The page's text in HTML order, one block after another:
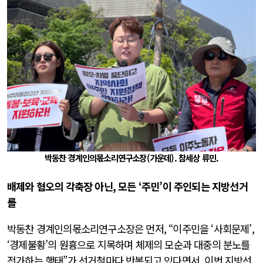
박동찬 경계인의몫소리연구소장(가운데). 참세상 류민.
배제와 혐오의 각축장 아닌, 모든 ‘주민’이 주인되는 지방선거
를
박동찬 경계인의몫소리연구소장은 먼저, “이주민을 ‘사회문제’,
‘경제불황’의 원흉으로 지목하며 체제의 모순과 대중의 분노를